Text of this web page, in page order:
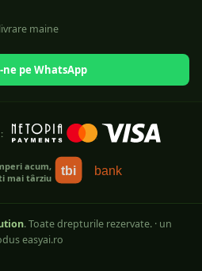
maine
ne pe WhatsApp
acum,
mai târziu
tbi bank
. Toate drepturile rezervate. · un
easyai.ro